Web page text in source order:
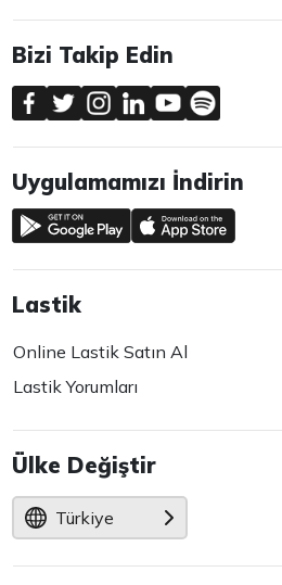
Bizi Takip Edin
Uygulamamızı İndirin
Lastik
Online Lastik Satın Al
Lastik Yorumları
Ülke Değiştir
Türkiye